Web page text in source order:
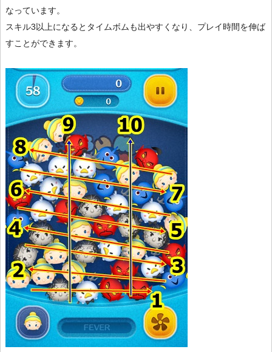
なっています。
スキル3以上になるとタイムボムも出やすくなり、プレイ時間を伸ば
すことができます。